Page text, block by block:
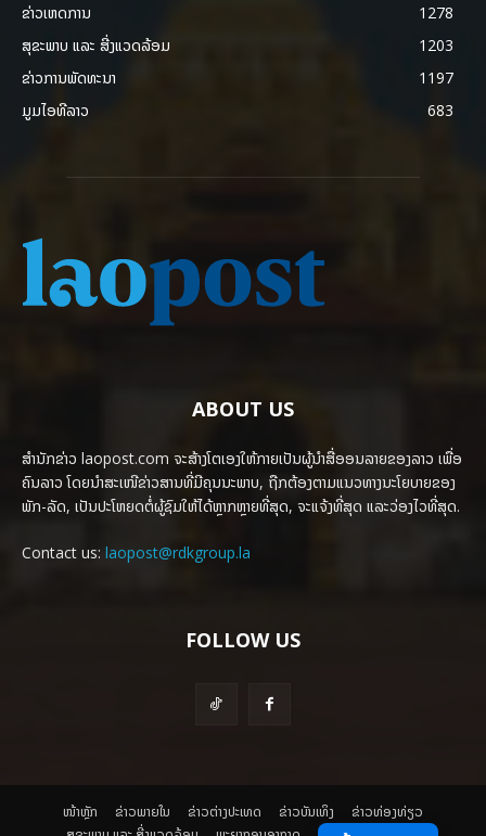
ຂ່າວເຫດການ
1278
ສຸຂະພາບ ແລະ ສີ່ງແວດລ້ອມ
1203
ຂ່າວການພັດທະນາ
1197
ມູມໄອທີລາວ
683
ABOUT US
ສຳນັກຂ່າວ laopost.com ຈະສ້າງໂຕເອງໃຫ້ກາຍເປັນຜູ້ນຳສື່ອອນລາຍຂອງລາວ ເພື່ອ
ຄົນລາວ ໂດຍນຳສະເໜີຂ່າວສານທີ່ມີຄຸນນະພາບ, ຖືກຕ້ອງຕາມແນວທາງນະໂຍບາຍຂອງ
ພັກ-ລັດ, ເປັນປະໂຫຍດຕໍ່ຜູ້ຊົມໃຫ້ໄດ້ຫຼາກຫຼາຍທີ່ສຸດ, ຈະແຈ້ງທີ່ສຸດ ແລະວ່ອງໄວທີ່ສຸດ.
Contact us: laopost@rdkgroup.la
FOLLOW US
ໜ້າຫຼັກ ຂ່າວພາຍ​ໃນ ຂ່າວຕ່າງປະເທດ ​ຂ່າວບັນເທິງ
​ຂ່າວທ່ອງທ່ຽວ